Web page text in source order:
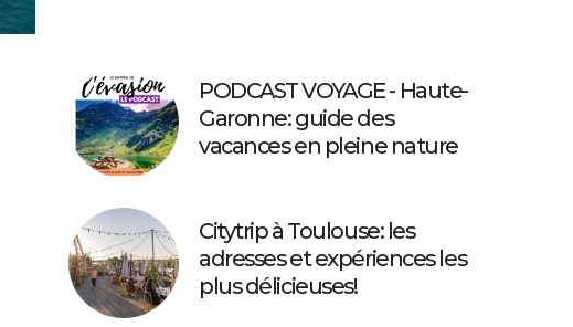
PODCAST VOYAGE - Haute-
Garonne: guide des
vacances en pleine nature
Citytrip à Toulouse: les
adresses et expériences les
plus délicieuses!